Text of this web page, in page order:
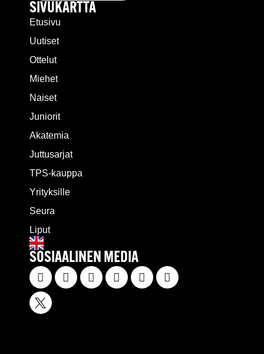
SIVUKARTTA
Etusivu
Uutiset
Ottelut
Miehet
Naiset
Juniorit
Akatemia
Juttusarjat
TPS-kauppa
Yrityksille
Seura
Liput
SOSIAALINEN MEDIA